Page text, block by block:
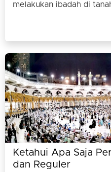
melakukan ibadah di
Ketahui Apa Saja
dan Reguler